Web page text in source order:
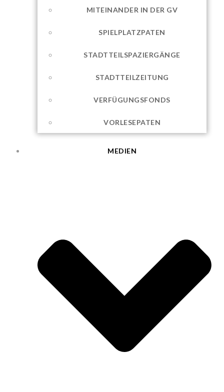
MITEINANDER IN DER GV
SPIELPLATZPATEN
STADTTEILSPAZIERGÄNGE
STADTTEILZEITUNG
VERFÜGUNGSFONDS
VORLESEPATEN
MEDIEN